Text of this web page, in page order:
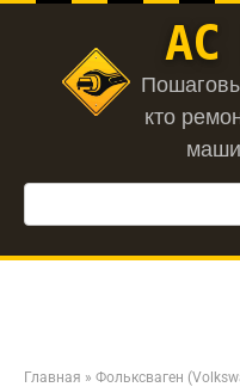
Перейти
АС
кто
Поиск:
Главная » Фольксваген